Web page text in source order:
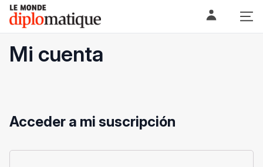
Skip
content
Le monde diplomatique
Mi cuenta
Acceder a mi suscripción